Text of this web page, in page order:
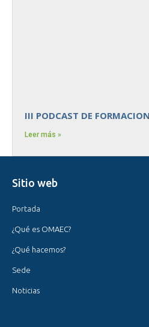
III PODCAST DE
Leer más »
Sitio web
Portada
¿Qué es OMAEC?
¿Qué hacemos?
Sede
Noticias